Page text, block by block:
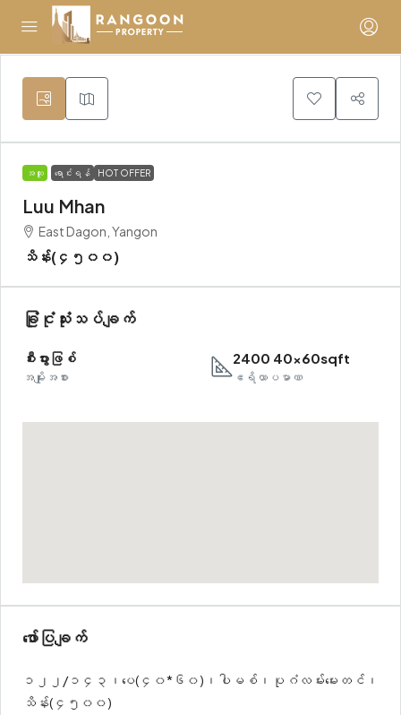
အထူး ရောင်းရန် HOT OFFER
Luu Mhan
East Dagon, Yangon
သိန်း(၄၅၀၀)
ခြုံငုံသုံးသပ်ချက်
စီးပွားဖြစ်
အမျိုးအစား
2400 40x60sqft
ဧရိယာပမာဏ
ဖော်ပြချက်
၁၂၂/၁၄၃၊ပေ(၄၀*၆၀)၊ပါမစ်၊ပုဂံလမ်းမေးတင်၊
သိန်း(၄၅၀၀)